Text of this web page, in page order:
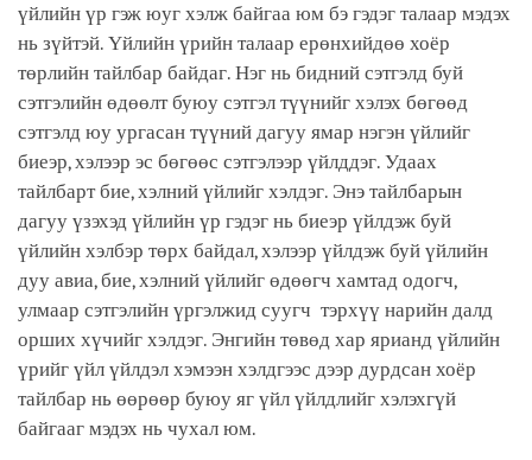
үйлийн үр гэж юуг хэлж байгаа юм бэ гэдэг талаар мэдэх
нь зүйтэй. Үйлийн үрийн талаар ерөнхийдөө хоёр
төрлийн тайлбар байдаг. Нэг нь бидний сэтгэлд буй
сэтгэлийн өдөөлт буюу сэтгэл түүнийг хэлэх бөгөөд
сэтгэлд юу ургасан түүний дагуу ямар нэгэн үйлийг
биеэр, хэлээр эс бөгөөс сэтгэлээр үйлддэг. Удаах
тайлбарт бие, хэлний үйлийг хэлдэг. Энэ тайлбарын
дагуу үзэхэд үйлийн үр гэдэг нь биеэр үйлдэж буй
үйлийн хэлбэр төрх байдал, хэлээр үйлдэж буй үйлийн
дуу авиа, бие, хэлний үйлийг өдөөгч хамтад одогч,
улмаар сэтгэлийн үргэлжид суугч тэрхүү нарийн далд
орших хүчийг хэлдэг. Энгийн төвөд хар ярианд үйлийн
үрийг үйл үйлдэл хэмээн хэлдгээс дээр дурдсан хоёр
тайлбар нь өөрөөр буюу яг үйл үйлдлийг хэлэхгүй
байгааг мэдэх нь чухал юм.